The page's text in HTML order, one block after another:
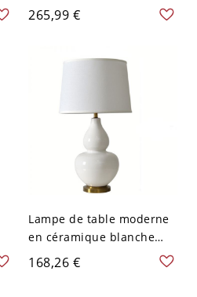
avec abat-jour en soie -
35 à 40 ans - 110 V-120 V
265,99 €
Lampe de table moderne
en céramique blanche
avec abat-jour en tissu
beige et base dorée - 110
168,26 €